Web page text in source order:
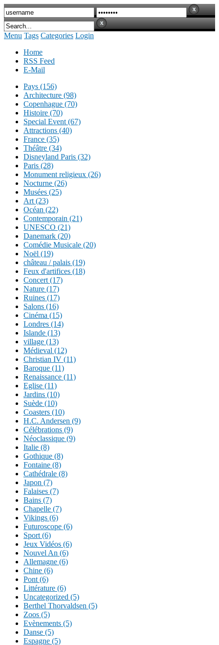
Menu Tags Categories Login
Home
RSS Feed
E-Mail
Pays (156)
Architecture (98)
Copenhague (70)
Histoire (70)
Special Event (67)
Attractions (40)
France (35)
Théâtre (34)
Disneyland Paris (32)
Paris (28)
Monument religieux (26)
Nocturne (26)
Musées (25)
Art (23)
Océan (22)
Contemporain (21)
UNESCO (21)
Danemark (20)
Comédie Musicale (20)
Noël (19)
château / palais (19)
Feux d'artifices (18)
Concert (17)
Nature (17)
Ruines (17)
Salons (16)
Cinéma (15)
Londres (14)
Islande (13)
village (13)
Médieval (12)
Christian IV (11)
Baroque (11)
Renaissance (11)
Eglise (11)
Jardins (10)
Suède (10)
Coasters (10)
H.C. Andersen (9)
Célébrations (9)
Néoclassique (9)
Italie (8)
Gothique (8)
Fontaine (8)
Cathédrale (8)
Japon (7)
Falaises (7)
Bains (7)
Chapelle (7)
Vikings (6)
Futuroscope (6)
Sport (6)
Jeux Vidéos (6)
Nouvel An (6)
Allemagne (6)
Chine (6)
Pont (6)
Littérature (6)
Uncategorized (5)
Berthel Thorvaldsen (5)
Zoos (5)
Evènements (5)
Danse (5)
Espagne (5)